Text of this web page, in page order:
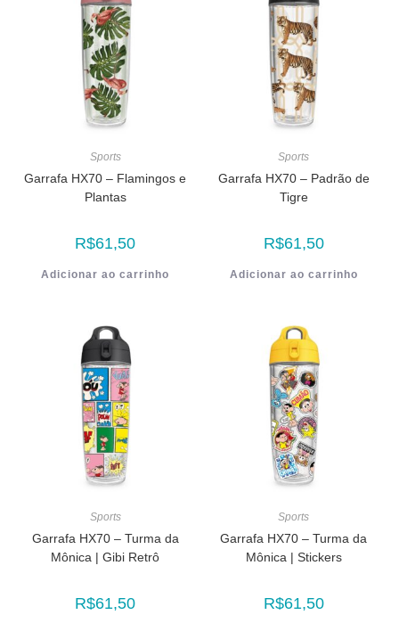
Sports
Garrafa HX70 – Flamingos e
Plantas
R$61,50
Adicionar ao carrinho
Sports
Garrafa HX70 – Padrão de
Tigre
R$61,50
Adicionar ao carrinho
Sports
Garrafa HX70 – Turma da
Mônica | Gibi Retrô
R$61,50
Sports
Garrafa HX70 – Turma da
Mônica | Stickers
R$61,50